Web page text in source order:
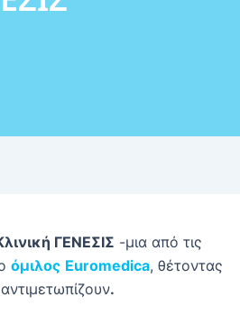
ΓΕΝΕΣΙΣ -μια από τις
όμιλος Euromedica, θέτοντας
.